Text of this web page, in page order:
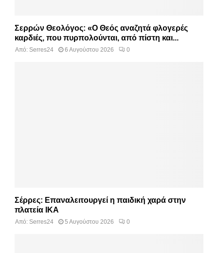
Σερρών Θεολόγος: «Ο Θεός αναζητά φλογερές
καρδιές, που πυρπολούνται, από πίστη και...
Από: Serres24 6 Αυγούστου 2026 0
Σέρρες: Επαναλειτουργεί η παιδική χαρά στην
πλατεία ΙΚΑ
Από: Serres24 5 Αυγούστου 2026 0